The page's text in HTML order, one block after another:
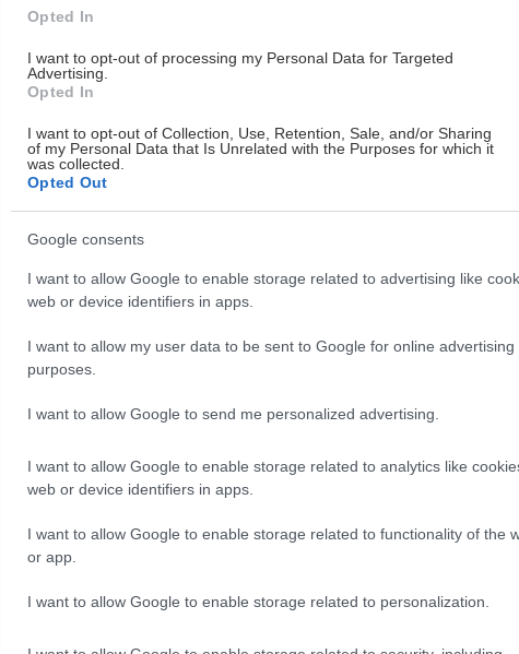
Opted In
I want to opt-out of processing my Personal Data for Targeted
Advertising.
Opted In
I want to opt-out of Collection, Use, Retention, Sale, and/or Sharing
of my Personal Data that Is Unrelated with the Purposes for which it
was collected.
Opted Out
Google consents
I want to allow Google to enable storage related to advertising like
web or device identifiers in apps.
I want to allow my user data to be sent to Google for online advertising
purposes.
I want to allow Google to send me personalized advertising.
I want to allow Google to enable storage related to analytics like
web or device identifiers in apps.
I want to allow Google to enable storage related to functionality of the
or app.
I want to allow Google to enable storage related to personalization.
Η
Toyota, ως Παγκόσμιος Εταίρος Μετακίνησης
Ολυμπιακής και Παραολυμπιακής Επιτροπής
υποστηρικτής της πρωτοβουλίας "Start Your
τη στήριξή της στους αθλητές που θα
Ολυμπιακούς και Παραολυμπιακούς Αγώνες Παρίσι
μέσα από την φετινή της παγκόσμια Καμπάνια
ταινία "Send Off", αναδεικνύει τη δύναμη της ενότητας